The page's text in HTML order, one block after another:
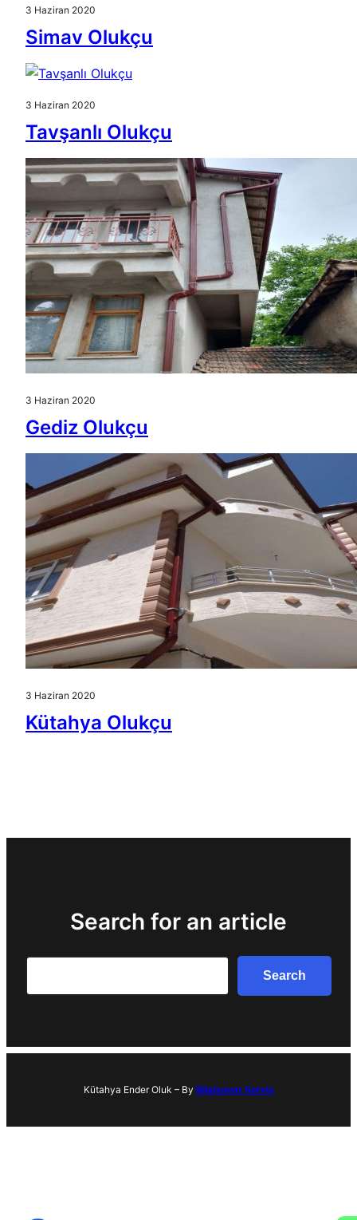
3 Haziran 2020
Simav Olukçu
3 Haziran 2020
Tavşanlı Olukçu
3 Haziran 2020
Gediz Olukçu
3 Haziran 2020
Kütahya Olukçu
Search for an article
Search
Kütahya Ender Oluk – By Bilgisayar Servis